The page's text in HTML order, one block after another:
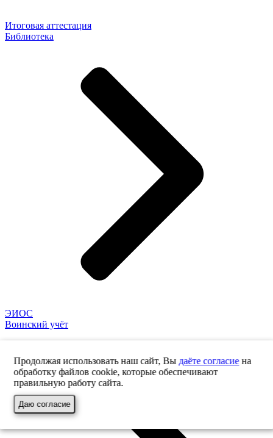
Итоговая аттестация
Библиотека
ЭИОС
Воинский учёт
Продолжая использовать наш сайт, Вы даёте согласиена
обработку файлов cookie, которые обеспечивают
правильную работу сайта.
Даю согласие